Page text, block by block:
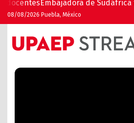
Embajadora de Sudáfrica
08/08/2026 Puebla, México